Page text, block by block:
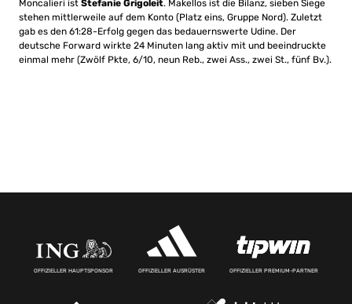
Moncalieri ist Stefanie Grigoleit. Makellos ist die Bilanz, sieben Siege
stehen mittlerweile auf dem Konto (Platz eins, Gruppe Nord). Zuletzt
gab es den 61:28-Erfolg gegen das bedauernswerte Udine. Der
deutsche Forward wirkte 24 Minuten lang aktiv mit und beeindruckte
einmal mehr (Zwölf Pkte, 6/10, neun Reb., zwei Ass., zwei St., fünf Bv.).
OFFIZIELLER HAUPTSPONSOR OFFIZIELLER AUSRÜSTER OFFIZIELLER PREMIUM-PARTNER